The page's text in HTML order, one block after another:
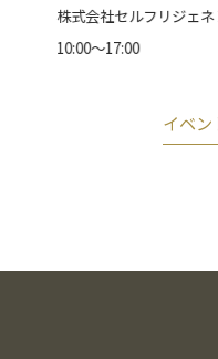
れるよう、知識と経験豊富な
、理想の住まい選びをお手伝
株式会社セルフリジェ
10:00～17:00
イベン